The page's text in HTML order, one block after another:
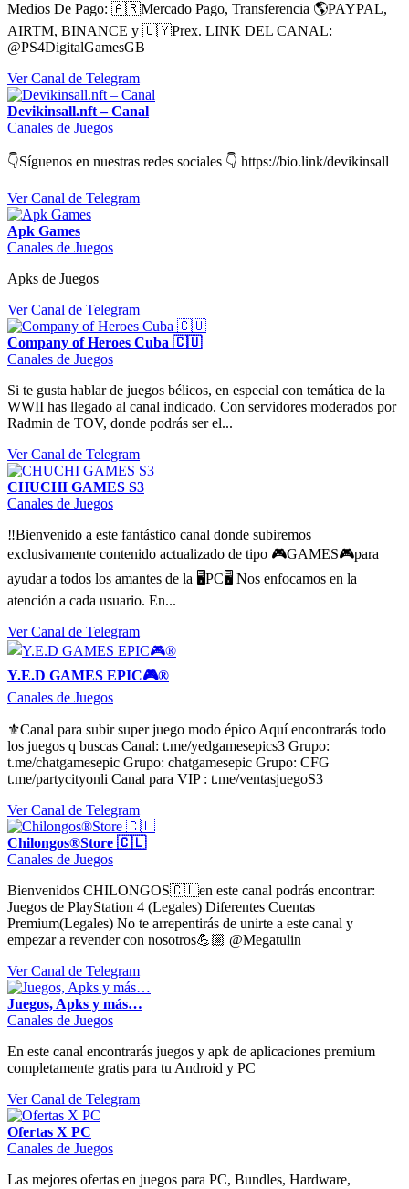
Medios De Pago: 🇦🇷Mercado Pago, Transferencia 🌎PAYPAL,
AIRTM, BINANCE y 🇺🇾Prex. LINK DEL CANAL:
@PS4DigitalGamesGB
Ver Canal de Telegram
Devikinsall.nft – Canal
Canales de Juegos
👇Síguenos en nuestras redes sociales 👇 https://bio.link/devikinsall
Ver Canal de Telegram
Apk Games
Canales de Juegos
Apks de Juegos
Ver Canal de Telegram
Company of Heroes Cuba 🇨🇺
Canales de Juegos
Si te gusta hablar de juegos bélicos, en especial con temática de la
WWII has llegado al canal indicado. Con servidores moderados por
Radmin de TOV, donde podrás ser el...
Ver Canal de Telegram
CHUCHI GAMES S3
Canales de Juegos
‼️Bienvenido a este fantástico canal donde subiremos
exclusivamente contenido actualizado de tipo 🎮GAMES🎮para
ayudar a todos los amantes de la 🖥PC🖥 Nos enfocamos en la
atención a cada usuario. En...
Ver Canal de Telegram
Y.E.D GAMES EPIC🎮®️
Canales de Juegos
⚜️Canal para subir super juego modo épico Aquí encontrarás todo
los juegos q buscas Canal: t.me/yedgamesepics3 Grupo:
t.me/chatgamesepic Grupo: chatgamesepic Grupo: CFG
t.me/partycityonli Canal para VIP : t.me/ventasjuegoS3
Ver Canal de Telegram
Chilongos®Store 🇨🇱
Canales de Juegos
Bienvenidos CHILONGOS🇨🇱en este canal podrás encontrar:
Juegos de PlayStation 4 (Legales) Diferentes Cuentas
Premium(Legales) No te arrepentirás de unirte a este canal y
empezar a revender con nosotros💪🏼 @Megatulin
Ver Canal de Telegram
Juegos, Apks y más…
Canales de Juegos
En este canal encontrarás juegos y apk de aplicaciones premium
completamente gratis para tu Android y PC
Ver Canal de Telegram
Ofertas X PC
Canales de Juegos
Las mejores ofertas en juegos para PC, Bundles, Hardware,